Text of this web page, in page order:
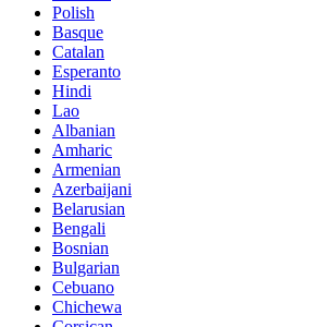
Polish
Basque
Catalan
Esperanto
Hindi
Lao
Albanian
Amharic
Armenian
Azerbaijani
Belarusian
Bengali
Bosnian
Bulgarian
Cebuano
Chichewa